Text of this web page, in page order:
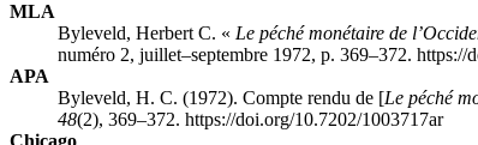
MLA
Byleveld, Herbert C. « Le péché monétaire de
numéro 2, juillet–septembre 1972, p. 369–372. https://
APA
Byleveld, H. C. (1972). Compte rendu de [Le péché
48(2), 369–372. https://doi.org/10.7202/1003717ar